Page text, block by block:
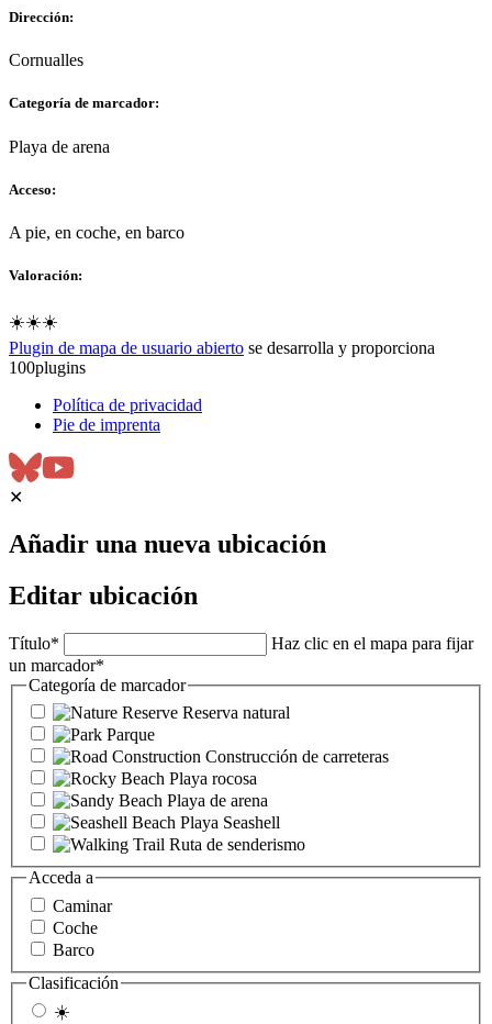
Dirección:
Cornualles
Categoría de marcador:
Playa de arena
Acceso:
A pie, en coche, en barco
Valoración:
☀️☀️☀️
Plugin de mapa de usuario abierto se desarrolla y proporciona
100plugins
Política de privacidad
Pie de imprenta
✕
Añadir una nueva ubicación
Editar ubicación
Título*
Haz clic en el mapa para fijar
un marcador*
Categoría de marcador
Reserva natural
Parque
Construcción de carreteras
Playa rocosa
Playa de arena
Playa Seashell
Ruta de senderismo
Acceda a
Caminar
Coche
Barco
Clasificación
☀️